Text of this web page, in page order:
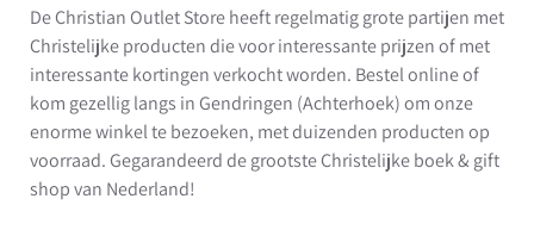
De Christian Outlet Store heeft regelmatig grote partijen met
Christelijke producten die voor interessante prijzen of met
interessante kortingen verkocht worden. Bestel online of
kom gezellig langs in Gendringen (Achterhoek) om onze
enorme winkel te bezoeken, met duizenden producten op
voorraad. Gegarandeerd de grootste Christelijke boek & gift
shop van Nederland!